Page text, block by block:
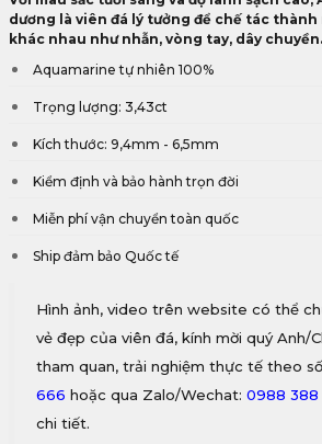
dương là viên đá lý tưởng để chế tác
khác nhau như nhẫn, vòng tay, dây chuyền.
Aquamarine tự nhiên 100%
Trọng lượng: 3,43ct
Kích thước: 9,4mm - 6,5mm
Kiểm định và bảo hành trọn đời
Miễn phí vận chuyển toàn quốc
Ship đảm bảo Quốc tế
Hình ảnh, video trên website có thể
vẻ đẹp của viên đá, kính mời quý Anh/
tham quan, trải nghiệm thực tế theo
666 hoặc qua Zalo/Wechat: 0988 388
chi tiết.